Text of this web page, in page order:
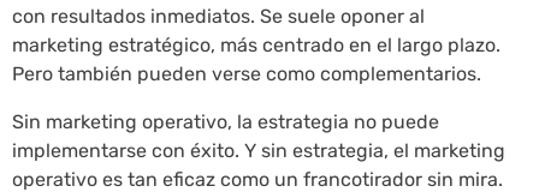
con resultados inmediatos. Se suele oponer al
marketing estratégico, más centrado en el largo plazo.
Pero también pueden verse como complementarios.
Sin marketing operativo, la estrategia no puede
implementarse con éxito. Y sin estrategia, el marketing
operativo es tan eficaz como un francotirador sin mira.